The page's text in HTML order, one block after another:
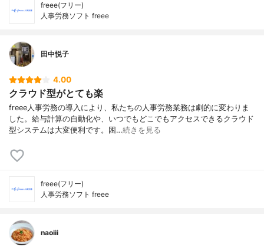
freee(フリー)
人事労務ソフト freee
田中悦子
4.00
クラウド型がとても楽
freee人事労務の導入により、私たちの人事労務業務は劇的に変わりま
した。給与計算の自動化や、いつでもどこでもアクセスできるクラウド
型システムは大変便利です。困…続きを見る
freee(フリー)
人事労務ソフト freee
naoiii